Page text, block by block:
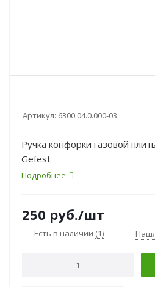
Артикул: 6300.04.0.000-03
Ручка конфорки газовой
Gefest
Подробнее
250 руб./шт
Есть в наличии (1)